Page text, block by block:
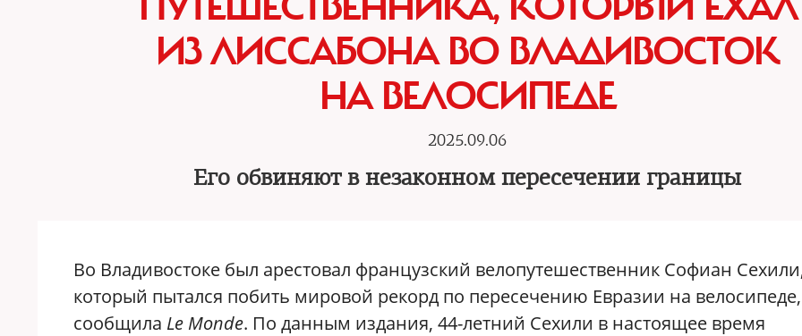
ИЗ ЛИССАБОНА ВО ВЛАДИВОСТОК
НА ВЕЛОСИПЕДЕ
2025.09.06
Его обвиняют в незаконном пересечении границы
Во Владивостоке был арестовал французский велопутешественник Софиан
который пытался побить мировой рекорд по пересечению Евразии на велосипеде,
сообщила Le Monde. По данным издания, 44-летний Сехили в настоящее время